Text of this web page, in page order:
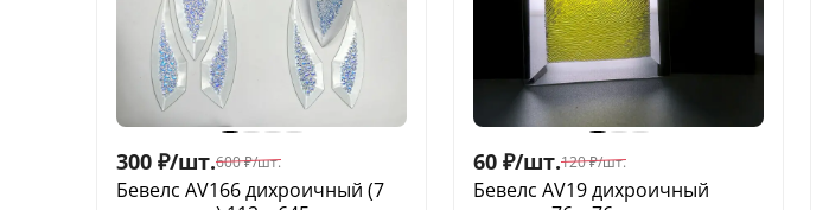
300 ₽/шт.600 ₽/шт.
Бевелс AV166 дихроичный (7
60 ₽/шт.120 ₽/шт.
Бевелс AV19 дихроичный